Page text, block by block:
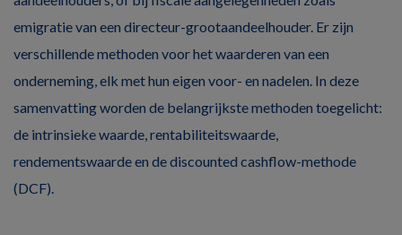
emigratie van een directeur-grootaandeelhouder. Er zijn
verschillende methoden voor het waarderen van een
onderneming, elk met hun eigen voor- en nadelen. In deze
samenvatting worden de belangrijkste methoden toegelicht:
de intrinsieke waarde, rentabiliteitswaarde,
rendementswaarde en de discounted cashflow-methode
(DCF).